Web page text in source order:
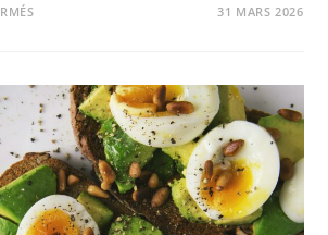
31 MARS 2026